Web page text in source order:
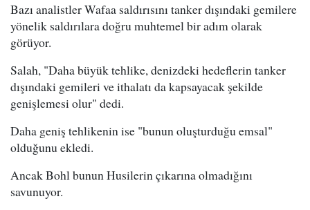
Bazı analistler Wafaa saldırısını tanker dışındaki gemilere
yönelik saldırılara doğru muhtemel bir adım olarak
görüyor.
Salah, "Daha büyük tehlike, denizdeki hedeflerin tanker
dışındaki gemileri ve ithalatı da kapsayacak şekilde
genişlemesi olur" dedi.
Daha geniş tehlikenin ise "bunun oluşturduğu emsal"
olduğunu ekledi.
Ancak Bohl bunun Husilerin çıkarına olmadığını
savunuyor.